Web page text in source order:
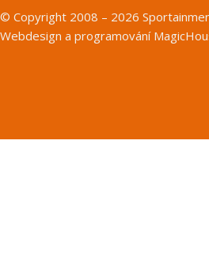
© Copyright 2008 – 2026
Webdesign a programování